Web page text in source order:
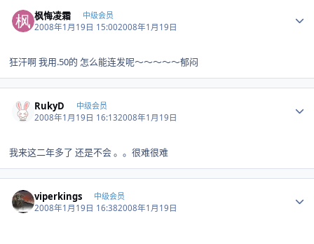
枫悔凌霜 中级会员
2008年1月19日 15:002008年1月19日
狂汗啊 我用.50的 怎么能连发呢～～～～～郁闷
RukyD 中级会员
2008年1月19日 16:132008年1月19日
我来这二年多了 还是不会 。。很难很难
viperkings 中级会员
2008年1月19日 16:382008年1月19日